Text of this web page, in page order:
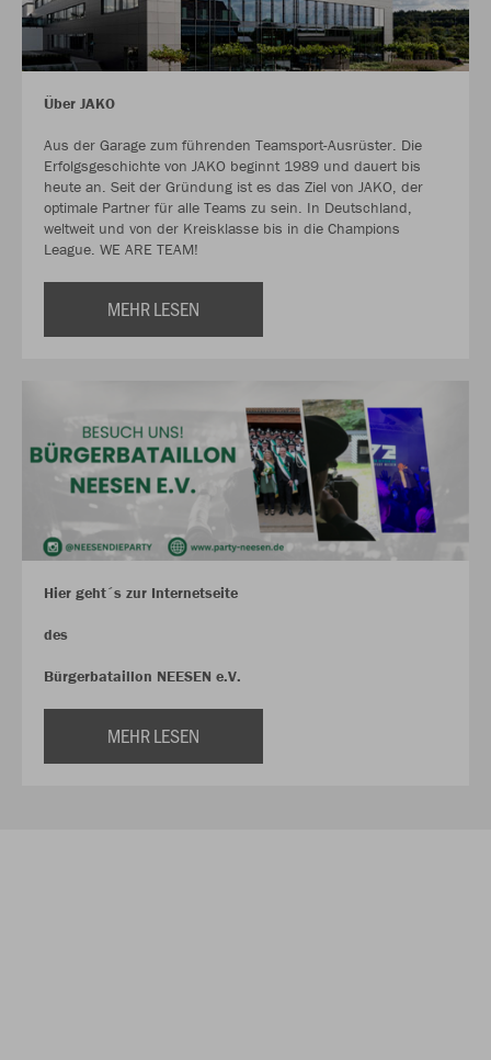
Über JAKO
Aus der Garage zum führenden Teamsport-Ausrüster. Die
Erfolgsgeschichte von JAKO beginnt 1989 und dauert bis
heute an. Seit der Gründung ist es das Ziel von JAKO, der
optimale Partner für alle Teams zu sein. In Deutschland,
weltweit und von der Kreisklasse bis in die Champions
League. WE ARE TEAM!
MEHR LESEN
Hier geht´s zur Internetseite
des
Bürgerbataillon NEESEN e.V.
MEHR LESEN